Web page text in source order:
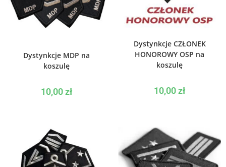
Dystynkcje MDP na
koszulę
10,00zł
Dystynkcje CZŁONEK
HONOROWY OSP na
koszulę
10,00zł